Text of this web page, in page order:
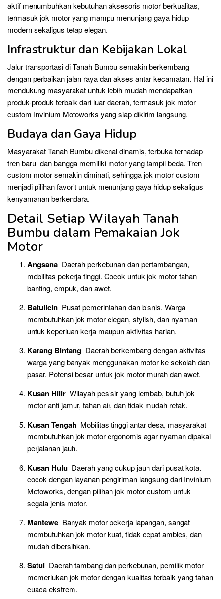
aktif menumbuhkan kebutuhan aksesoris motor berkualitas,
termasuk jok motor yang mampu menunjang gaya hidup
modern sekaligus tetap elegan.
Infrastruktur dan Kebijakan Lokal
Jalur transportasi di Tanah Bumbu semakin berkembang
dengan perbaikan jalan raya dan akses antar kecamatan. Hal ini
mendukung masyarakat untuk lebih mudah mendapatkan
produk-produk terbaik dari luar daerah, termasuk jok motor
custom Invinium Motoworks yang siap dikirim langsung.
Budaya dan Gaya Hidup
Masyarakat Tanah Bumbu dikenal dinamis, terbuka terhadap
tren baru, dan bangga memiliki motor yang tampil beda. Tren
custom motor semakin diminati, sehingga jok motor custom
menjadi pilihan favorit untuk menunjang gaya hidup sekaligus
kenyamanan berkendara.
Detail Setiap Wilayah Tanah
Bumbu dalam Pemakaian Jok
Motor
Angsana Daerah perkebunan dan pertambangan,
mobilitas pekerja tinggi. Cocok untuk jok motor tahan
banting, empuk, dan awet.
Batulicin Pusat pemerintahan dan bisnis. Warga
membutuhkan jok motor elegan, stylish, dan nyaman
untuk keperluan kerja maupun aktivitas harian.
Karang Bintang Daerah berkembang dengan aktivitas
warga yang banyak menggunakan motor ke sekolah dan
pasar. Potensi besar untuk jok motor murah dan awet.
Kusan Hilir Wilayah pesisir yang lembab, butuh jok
motor anti jamur, tahan air, dan tidak mudah retak.
Kusan Tengah Mobilitas tinggi antar desa, masyarakat
membutuhkan jok motor ergonomis agar nyaman dipakai
perjalanan jauh.
Kusan Hulu Daerah yang cukup jauh dari pusat kota,
cocok dengan layanan pengiriman langsung dari Invinium
Motoworks, dengan pilihan jok motor custom untuk
segala jenis motor.
Mantewe Banyak motor pekerja lapangan, sangat
membutuhkan jok motor kuat, tidak cepat ambles, dan
mudah dibersihkan.
Satui Daerah tambang dan perkebunan, pemilik motor
memerlukan jok motor dengan kualitas terbaik yang tahan
cuaca ekstrem.